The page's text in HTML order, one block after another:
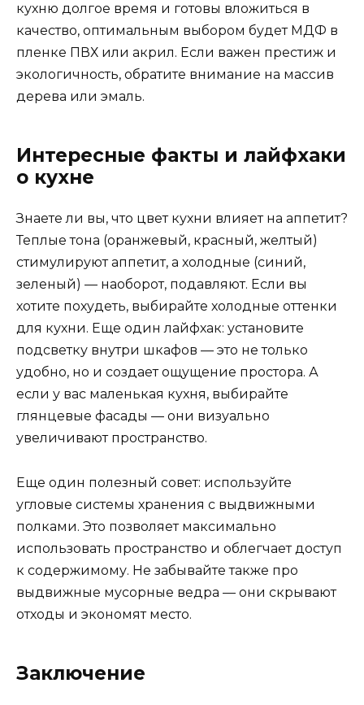
кухню долгое время и готовы вложиться в
качество, оптимальным выбором будет МДФ в
пленке ПВХ или акрил. Если важен престиж и
экологичность, обратите внимание на массив
дерева или эмаль.
Интересные факты и лайфхаки
о кухне
Знаете ли вы, что цвет кухни влияет на аппетит?
Теплые тона (оранжевый, красный, желтый)
стимулируют аппетит, а холодные (синий,
зеленый) — наоборот, подавляют. Если вы
хотите похудеть, выбирайте холодные оттенки
для кухни. Еще один лайфхак: установите
подсветку внутри шкафов — это не только
удобно, но и создает ощущение простора. А
если у вас маленькая кухня, выбирайте
глянцевые фасады — они визуально
увеличивают пространство.
Еще один полезный совет: используйте
угловые системы хранения с выдвижными
полками. Это позволяет максимально
использовать пространство и облегчает доступ
к содержимому. Не забывайте также про
выдвижные мусорные ведра — они скрывают
отходы и экономят место.
Заключение